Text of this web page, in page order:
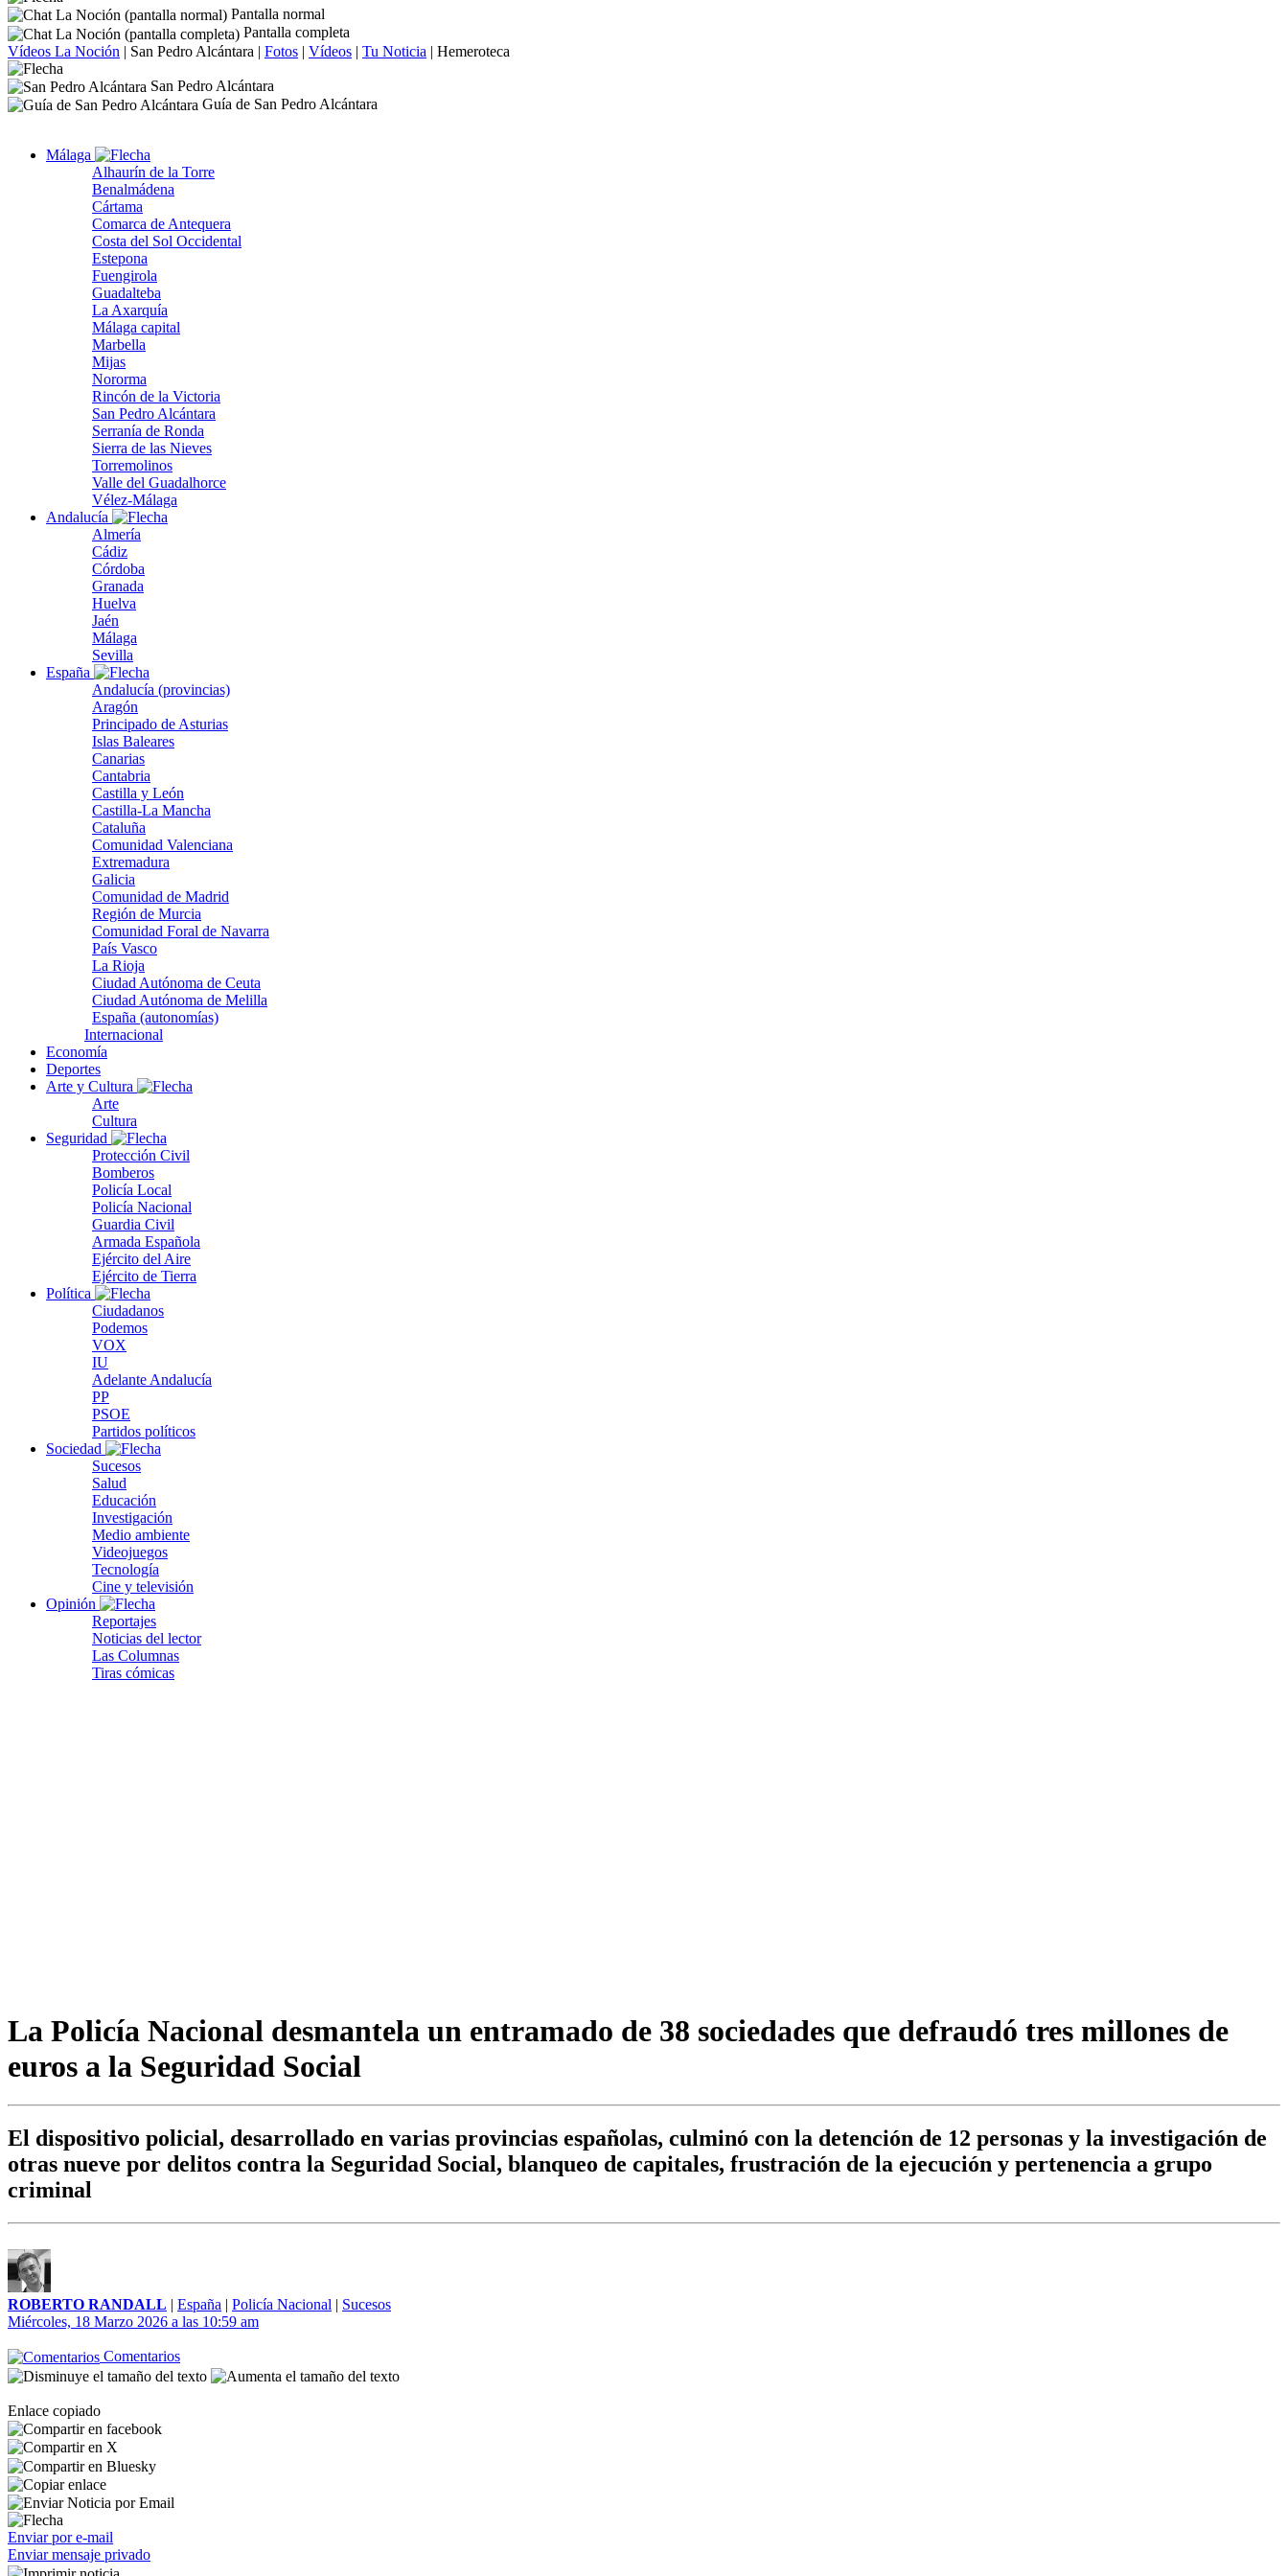
Pantalla normal
Pantalla completa
Vídeos La Noción | San Pedro Alcántara | Fotos | Vídeos | Tu Noticia | Hemeroteca
San Pedro Alcántara
Guía de San Pedro Alcántara
Málaga
Alhaurín de la Torre
Benalmádena
Cártama
Comarca de Antequera
Costa del Sol Occidental
Estepona
Fuengirola
Guadalteba
La Axarquía
Málaga capital
Marbella
Mijas
Nororma
Rincón de la Victoria
San Pedro Alcántara
Serranía de Ronda
Sierra de las Nieves
Torremolinos
Valle del Guadalhorce
Vélez-Málaga
Andalucía
Almería
Cádiz
Córdoba
Granada
Huelva
Jaén
Málaga
Sevilla
España
Andalucía (provincias)
Aragón
Principado de Asturias
Islas Baleares
Canarias
Cantabria
Castilla y León
Castilla-La Mancha
Cataluña
Comunidad Valenciana
Extremadura
Galicia
Comunidad de Madrid
Región de Murcia
Comunidad Foral de Navarra
País Vasco
La Rioja
Ciudad Autónoma de Ceuta
Ciudad Autónoma de Melilla
España (autonomías)
Internacional
Economía
Deportes
Arte y Cultura
Arte
Cultura
Seguridad
Protección Civil
Bomberos
Policía Local
Policía Nacional
Guardia Civil
Armada Española
Ejército del Aire
Ejército de Tierra
Política
Ciudadanos
Podemos
VOX
IU
Adelante Andalucía
PP
PSOE
Partidos políticos
Sociedad
Sucesos
Salud
Educación
Investigación
Medio ambiente
Videojuegos
Tecnología
Cine y televisión
Opinión
Reportajes
Noticias del lector
Las Columnas
Tiras cómicas
La Policía Nacional desmantela un entramado de 38 sociedades que defraudó tres millones de
euros a la Seguridad Social
El dispositivo policial, desarrollado en varias provincias españolas, culminó con la detención de 12 personas y la investigación de
otras nueve por delitos contra la Seguridad Social, blanqueo de capitales, frustración de la ejecución y pertenencia a grupo
criminal
ROBERTO RANDALL | España | Policía Nacional | Sucesos
Miércoles, 18 Marzo 2026 a las 10:59 am
Comentarios
Enlace copiado
Enviar por e-mail
Enviar mensaje privado